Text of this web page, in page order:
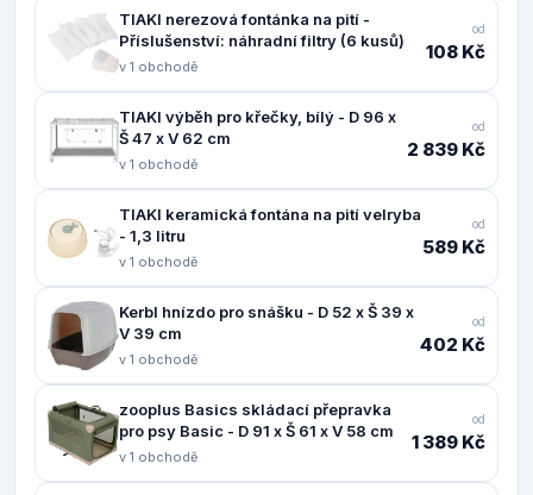
TIAKI nerezová fontánka na pití -
Příslušenství: náhradní filtry (6 kusů)
v 1 obchodě
od
108 Kč
TIAKI výběh pro křečky, bílý - D 96 x
Š 47 x V 62 cm
v 1 obchodě
od
2 839 Kč
TIAKI keramická fontána na pití velryba
- 1,3 litru
v 1 obchodě
od
589 Kč
Kerbl hnízdo pro snášku - D 52 x Š 39 x
V 39 cm
v 1 obchodě
od
402 Kč
zooplus Basics skládací přepravka
pro psy Basic - D 91 x Š 61 x V 58 cm
v 1 obchodě
od
1 389 Kč